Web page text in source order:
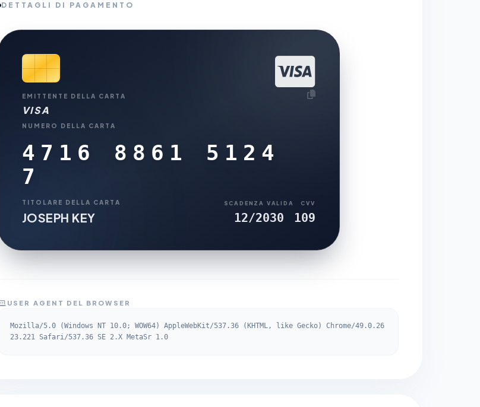
DETTAGLI DI PAGAMENTO
EMITTENTE DELLA CARTA
VISA
NUMERO DELLA CARTA
4716 8861 5124
7
TITOLARE DELLA CARTA
JOSEPH KEY
SCADENZA VALIDA
12/2030
CVV
109
USER AGENT DEL BROWSER
Mozilla/5.0 (Windows NT 10.0; WOW64) AppleWebKit/537.36 (KHTML, like Gecko) Chrome/49.0.26
23.221 Safari/537.36 SE 2.X MetaSr 1.0